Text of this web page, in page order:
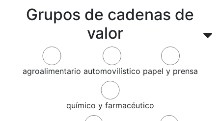
Grupos de cadenas de
valor
agroalimentario automovilístico papel y prensa
químico y farmacéutico